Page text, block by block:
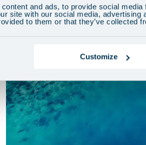
and ads, to provide social
site with our social media,
to them or that they’ve collected
Customize